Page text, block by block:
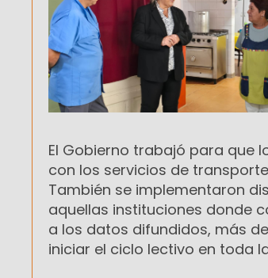
El Gobierno trabajó para que
con los servicios de
También se implementaron
aquellas instituciones donde
a los datos difundidos, más
iniciar el ciclo lectivo en toda